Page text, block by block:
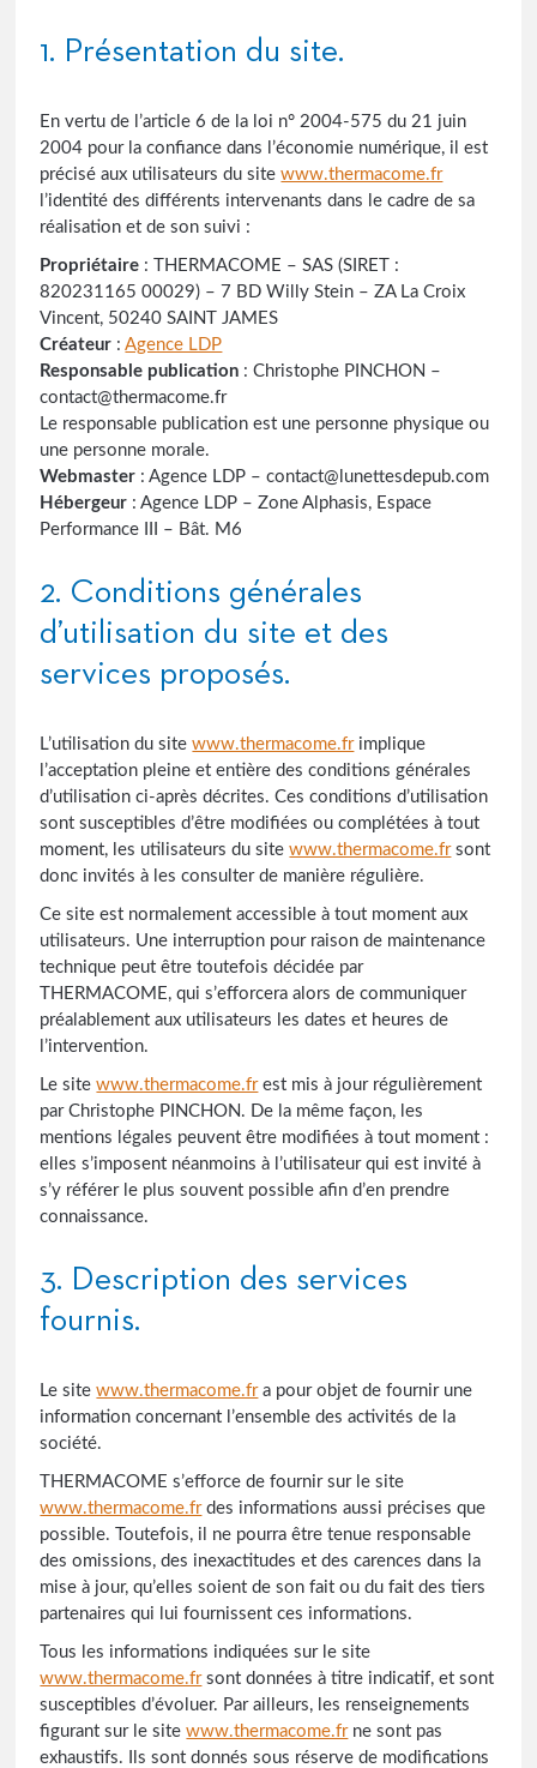
1. Présentation du site.
En vertu de l’article 6 de la loi n° 2004-575 du 21 juin
2004 pour la confiance dans l’économie numérique, il est
précisé aux utilisateurs du sitewww.thermacome.fr
l’identité des différents intervenants dans le cadre de sa
réalisation et de son suivi :
Propriétaire : THERMACOME – SAS (SIRET :
820231165 00029) – 7 BD Willy Stein – ZA La Croix
Vincent, 50240 SAINT JAMES
Créateur :Agence LDP
Responsable publication : Christophe PINCHON –
contact@thermacome.fr
Le responsable publication est une personne physique ou
une personne morale.
Webmaster : Agence LDP – contact@lunettesdepub.com
Hébergeur : Agence LDP – Zone Alphasis, Espace
Performance III – Bât. M6
2. Conditions générales
d’utilisation du site et des
services proposés.
L’utilisation du sitewww.thermacome.frimplique
l’acceptation pleine et entière des conditions générales
d’utilisation ci-après décrites. Ces conditions d’utilisation
sont susceptibles d’être modifiées ou complétées à tout
moment, les utilisateurs du sitewww.thermacome.frsont
donc invités à les consulter de manière régulière.
Ce site est normalement accessible à tout moment aux
utilisateurs. Une interruption pour raison de maintenance
technique peut être toutefois décidée par
THERMACOME, qui s’efforcera alors de communiquer
préalablement aux utilisateurs les dates et heures de
l’intervention.
Le sitewww.thermacome.frest mis à jour régulièrement
par Christophe PINCHON. De la même façon, les
mentions légales peuvent être modifiées à tout moment :
elles s’imposent néanmoins à l’utilisateur qui est invité à
s’y référer le plus souvent possible afin d’en prendre
connaissance.
3. Description des services
fournis.
Le sitewww.thermacome.fra pour objet de fournir une
information concernant l’ensemble des activités de la
société.
THERMACOME s’efforce de fournir sur le site
www.thermacome.frdes informations aussi précises que
possible. Toutefois, il ne pourra être tenue responsable
des omissions, des inexactitudes et des carences dans la
mise à jour, qu’elles soient de son fait ou du fait des tiers
partenaires qui lui fournissent ces informations.
Tous les informations indiquées sur le site
www.thermacome.frsont données à titre indicatif, et sont
susceptibles d’évoluer. Par ailleurs, les renseignements
figurant sur le sitewww.thermacome.frne sont pas
exhaustifs. Ils sont donnés sous réserve de modifications